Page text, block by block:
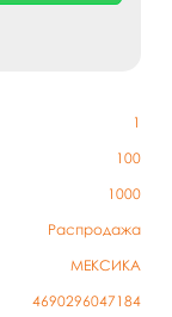
1
100
1000
Распродажа
МЕКСИКА
4690296047184